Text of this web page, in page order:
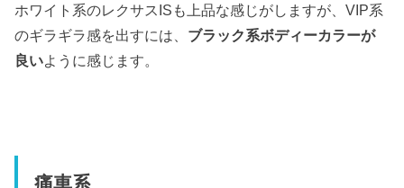
ホワイト系のレクサスISも上品な感じがしますが、VIP系
のギラギラ感を出すには、 ブラック系ボディーカラーが
良い ように感じます。